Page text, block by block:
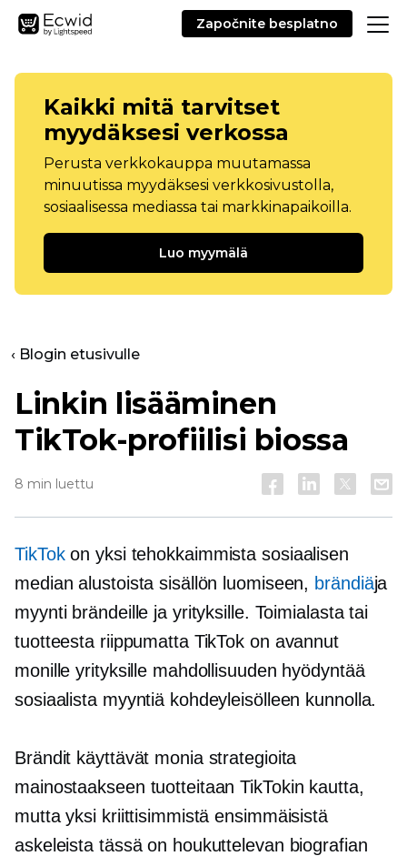
Započnite besplatno
Kaikki mitä tarvitset
myydäksesi verkossa
Perusta verkkokauppa muutamassa
minuutissa myydäksesi verkkosivustolla,
sosiaalisessa mediassa tai markkinapaikoilla.
Luo myymälä
‹ Blogin etusivulle
Linkin lisääminen
TikTok-profiilisi biossa
8 min luettu
TikTokon yksi tehokkaimmista sosiaalisen
median alustoista sisällön luomiseen, brändiäja
myynti brändeille ja yrityksille. Toimialasta tai
tuotteesta riippumatta TikTok on avannut
monille yrityksille mahdollisuuden hyödyntää
sosiaalista myyntiä kohdeyleisölleen kunnolla.
Brändit käyttävät monia strategioita
mainostaakseen tuotteitaan TikTokin kautta,
mutta yksi kriittisimmistä ensimmäisistä
askeleista tässä on houkuttelevan biografian